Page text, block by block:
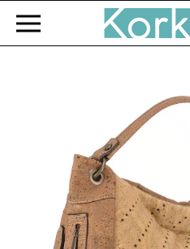
Zum Hauptinhalt springen